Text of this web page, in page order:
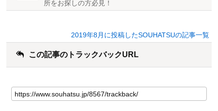
所をお探しの方必見！
2019年8月に投稿したSOUHATSUの記事一覧
この記事のトラックバックURL